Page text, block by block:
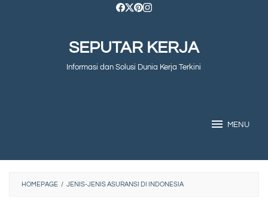
SEPUTAR KERJA
Informasi dan Solusi Dunia Kerja Terkini
MENU
HOMEPAGE / JENIS-JENIS ASURANSI DI INDONESIA